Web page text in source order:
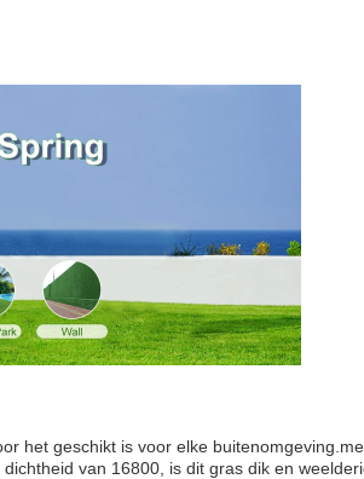
het geschikt is voor elke
van 16800, is dit gras dik en